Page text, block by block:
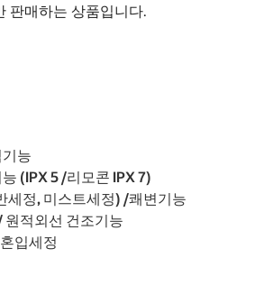
판매하는 상품입니다.
능
(IPX 5 /리모콘 IPX 7)
세정, 미스트세정) /쾌변기능
적외선 건조기능
입세정